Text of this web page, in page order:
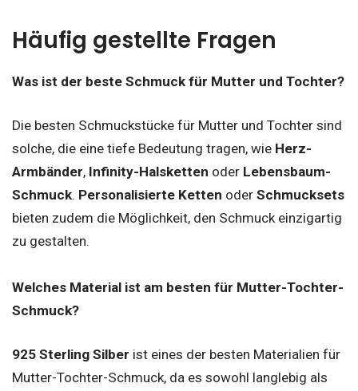
Häufig gestellte Fragen
Was ist der beste Schmuck für Mutter und Tochter?
Die besten Schmuckstücke für Mutter und Tochter sind
solche, die eine tiefe Bedeutung tragen, wie Herz-
Armbänder, Infinity-Halsketten oder Lebensbaum-
Schmuck. Personalisierte Ketten oder Schmucksets
bieten zudem die Möglichkeit, den Schmuck einzigartig
zu gestalten.
Welches Material ist am besten für Mutter-Tochter-
Schmuck?
925 Sterling Silber ist eines der besten Materialien für
Mutter-Tochter-Schmuck, da es sowohl langlebig als